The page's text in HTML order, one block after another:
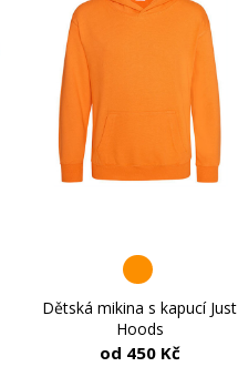
Dětská mikina s kapucí Just
Hoods
od 450 Kč